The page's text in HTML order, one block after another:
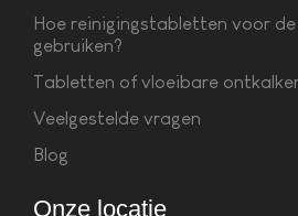
Hoe reinigingstabletten voor
gebruiken?
Tabletten of vloeibare
Veelgestelde vragen
Blog
Onze locatie